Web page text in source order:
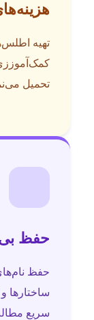
تهیه
تحمیل
حفظ
حفظ
ساختارها
سریع